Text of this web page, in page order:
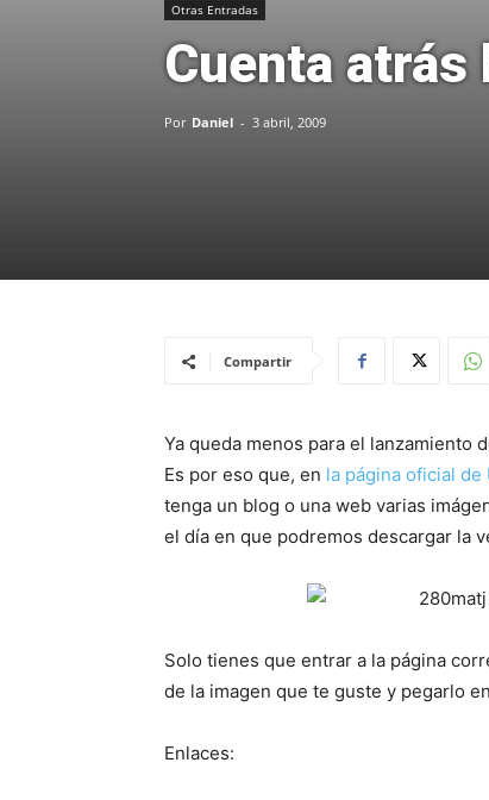
Otras Entradas
Cuenta atrás
Por Daniel - 3 abril, 2009
Compartir
Ya queda menos para el lanzamiento
Es por eso que, en la página oficial de
tenga un blog o una web varias
el día en que podremos descargar la
Solo tienes que entrar a la página
de la imagen que te guste y pegarlo
Enlaces: